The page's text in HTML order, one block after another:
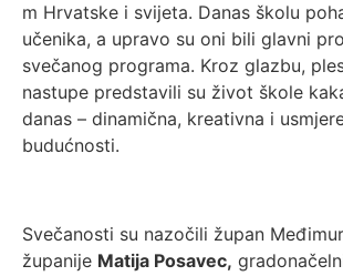
m Hrvatske i svijeta. Danas školu
učenika, a upravo su oni bili glavni
svečanog programa. Kroz glazbu,
nastupe predstavili su život škole
danas – dinamična, kreativna i
budućnosti.
Svečanosti su nazočili župan
županije Matija Posavec,